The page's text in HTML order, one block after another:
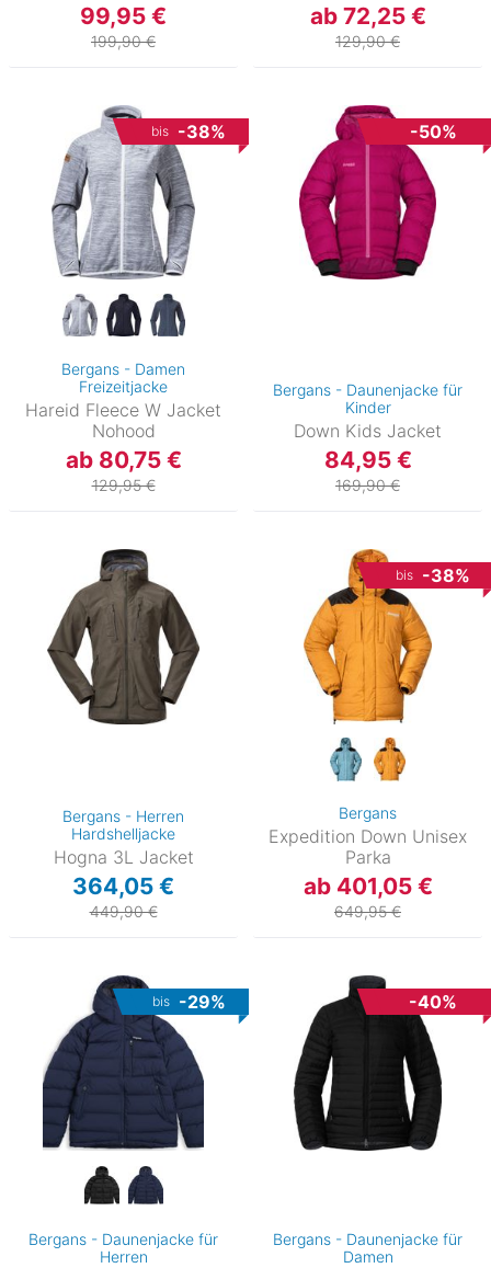
99,95 €
199,90 €
ab 72,25 €
129,90 €
bis -38%
Bergans - Damen
Freizeitjacke
Hareid Fleece W Jacket
Nohood
ab 80,75 €
129,95 €
-50%
Bergans - Daunenjacke für
Kinder
Down Kids Jacket
84,95 €
169,90 €
Bergans - Herren
Hardshelljacke
Hogna 3L Jacket
364,05 €
449,90 €
bis -38%
Bergans
Expedition Down Unisex
Parka
ab 401,05 €
649,95 €
bis -29%
Bergans - Daunenjacke für
Herren
-40%
Bergans - Daunenjacke für
Damen